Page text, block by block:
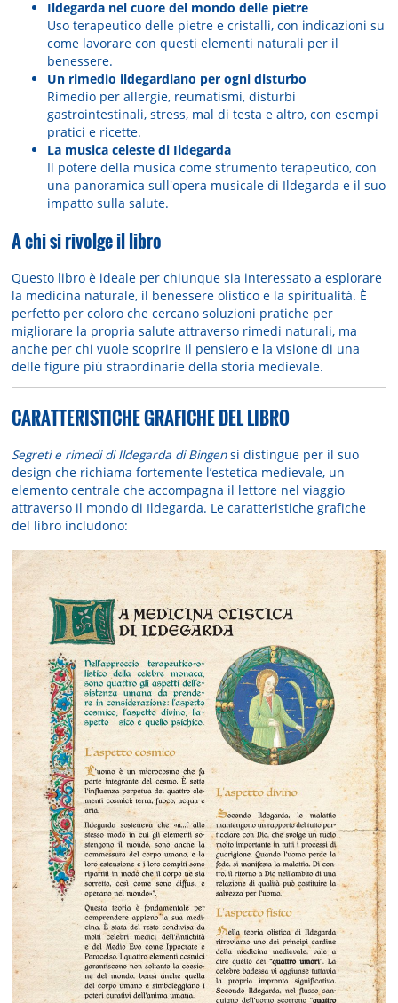
Ildegarda nel cuore del mondo delle pietre
Uso terapeutico delle pietre e cristalli, con indicazioni su
come lavorare con questi elementi naturali per il
benessere.
Un rimedio ildegardiano per ogni disturbo
Rimedio per allergie, reumatismi, disturbi
gastrointestinali, stress, mal di testa e altro, con esempi
pratici e ricette.
La musica celeste di Ildegarda
Il potere della musica come strumento terapeutico, con
una panoramica sull'opera musicale di Ildegarda e il suo
impatto sulla salute.
A chi si rivolge il libro
Questo libro è ideale per chiunque sia interessato a esplorare
la medicina naturale, il benessere olistico e la spiritualità. È
perfetto per coloro che cercano soluzioni pratiche per
migliorare la propria salute attraverso rimedi naturali, ma
anche per chi vuole scoprire il pensiero e la visione di una
delle figure più straordinarie della storia medievale.
CARATTERISTICHE GRAFICHE DEL LIBRO
Segreti e rimedi di Ildegarda di Bingensi distingue per il suo
design che richiama fortemente l’estetica medievale, un
elemento centrale che accompagna il lettore nel viaggio
attraverso il mondo di Ildegarda. Le caratteristiche grafiche
del libro includono: